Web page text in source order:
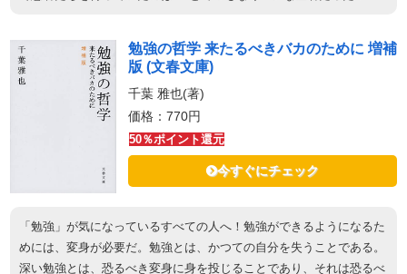
勉強の哲学 来たるべきバカのために 増補
版 (文春文庫)
千葉 雅也(著)
価格：770円
50％ポイント還元
今すぐにチェック
「勉強」が気になっているすべての人へ！勉強ができるようになるた
めには、変身が必要だ。勉強とは、かつての自分を失うことである。
深い勉強とは、恐るべき変身に身を投じることであり、それは恐るべ